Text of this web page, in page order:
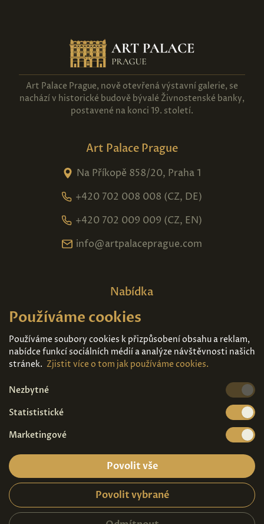
Art Palace Prague, nově otevřená výstavní galerie, se
nachází v historické budově bývalé Živnostenské banky,
postavené na konci 19. století.
Art Palace Prague
Na Příkopě 858/20, Praha 1
+420 702 008 008 (CZ, DE)
+420 702 009 009 (CZ, EN)
info@artpalaceprague.com
Nabídka
Domů
Expozice
Kontakt
Díla k prodeji
Vstupenky
2026© Copyright - Art Palace Prague s.r.o.
Ochrana osobních údajů|Návštěvní řád
Používáme cookies
Používáme soubory cookies k přizpůsobení obsahu a reklam,
nabídce funkcí sociálních médií a analýze návštěvnosti našich
stránek. Zjistit více o tom jak používáme cookies.
Nezbytné
Statististické
Marketingové
Povolit vše
Povolit vybrané